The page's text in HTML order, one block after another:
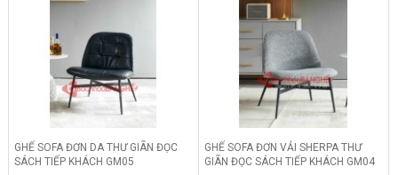
GHẾ SOFA ĐƠN DA THƯ GIÃN ĐỌC
SÁCH TIẾP KHÁCH GM05
GHẾ SOFA ĐƠN VẢI SHERPA THƯ
GIÃN ĐỌC SÁCH TIẾP KHÁCH GM04